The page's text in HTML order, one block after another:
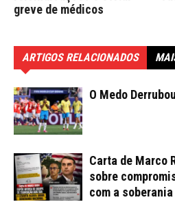
greve de médicos
ARTIGOS RELACIONADOS
O Medo
Carta de Marco
sobre
com a